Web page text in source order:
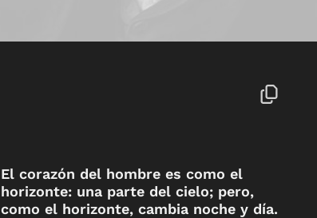
El corazón del hombre es como el
horizonte: una parte del cielo; pero,
como el horizonte, cambia noche y día.